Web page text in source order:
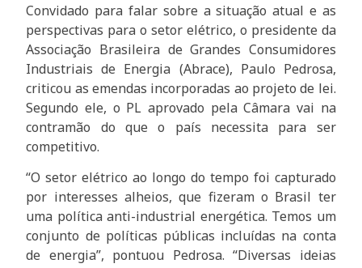
Convidado para falar sobre a situação atual e as
perspectivas para o setor elétrico, o presidente da
Associação Brasileira de Grandes Consumidores
Industriais de Energia (Abrace), Paulo Pedrosa,
criticou as emendas incorporadas ao projeto de lei.
Segundo ele, o PL aprovado pela Câmara vai na
contramão do que o país necessita para ser
competitivo.
“O setor elétrico ao longo do tempo foi capturado
por interesses alheios, que fizeram o Brasil ter
uma política anti-industrial energética. Temos um
conjunto de políticas públicas incluídas na conta
de energia”, pontuou Pedrosa. “Diversas ideias